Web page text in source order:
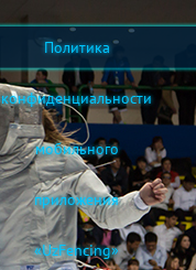
Политика
конфиденциальности
мобильного
приложения
«UzFencing»